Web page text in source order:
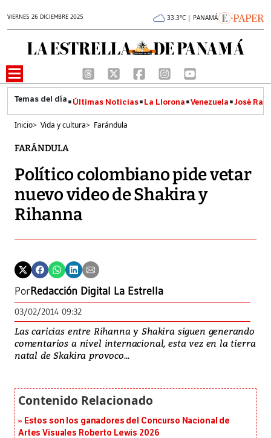
VIERNES 26 DICIEMBRE 2025 33.3°C | PANAMÁ
Últimas Noticias La Llorona Venezuela José
Inicio> Vida y cultura> Farándula
FARÁNDULA
Político colombiano pide vetar
nuevo video de Shakira y
Rihanna
PorRedacción Digital La Estrella
03/02/2014 09:32
Las caricias entre Rihanna y Shakira siguen generando
comentarios a nivel internacional, esta vez en la tierra
natal de Skakira provoco...
Estos son los ganadores del Concurso Nacional de
Artes Visuales Roberto Lewis 2026